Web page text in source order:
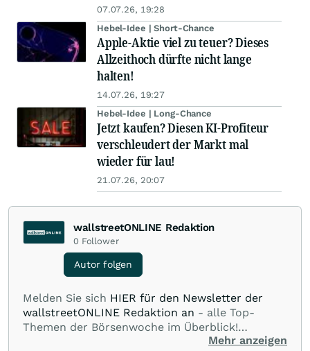
07.07.26, 19:28
Hebel-Idee | Short-Chance
Apple-Aktie viel zu teuer? Dieses
Allzeithoch dürfte nicht lange
halten!
14.07.26, 19:27
Hebel-Idee | Long-Chance
Jetzt kaufen? Diesen KI-Profiteur
verschleudert der Markt mal
wieder für lau!
21.07.26, 20:07
wallstreetONLINE Redaktion
0 Follower
Autor folgen
Melden Sie sich HIER für den Newsletter der
wallstreetONLINE Redaktion an - alle Top-
Themen der Börsenwoche im Überblick!
Verpassen Sie kein wichtiges Anleger-Thema!Für
Mehr anzeigen